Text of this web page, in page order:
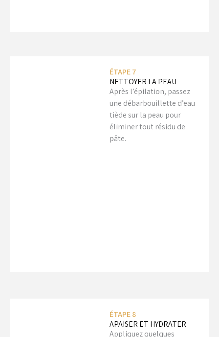
ÉTAPE 7
NETTOYER LA PEAU
Après l’épilation, passez
une débarbouillette d’eau
tiède sur la peau pour
éliminer tout résidu de
pâte.
ÉTAPE 8
APAISER ET HYDRATER
Appliquez quelques